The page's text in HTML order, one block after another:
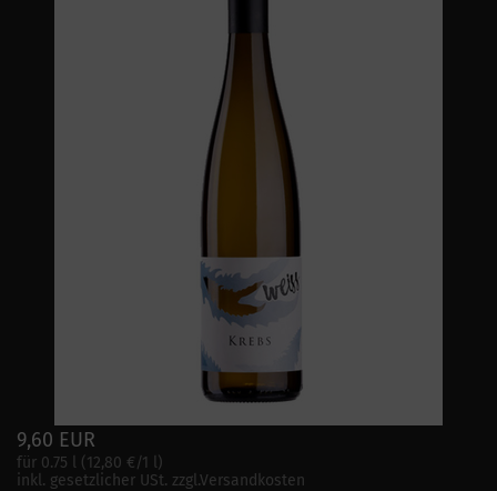
9,60 EUR
für 0.75 l (12,80 €/1 l)
inkl. gesetzlicher USt. zzgl.Versandkosten